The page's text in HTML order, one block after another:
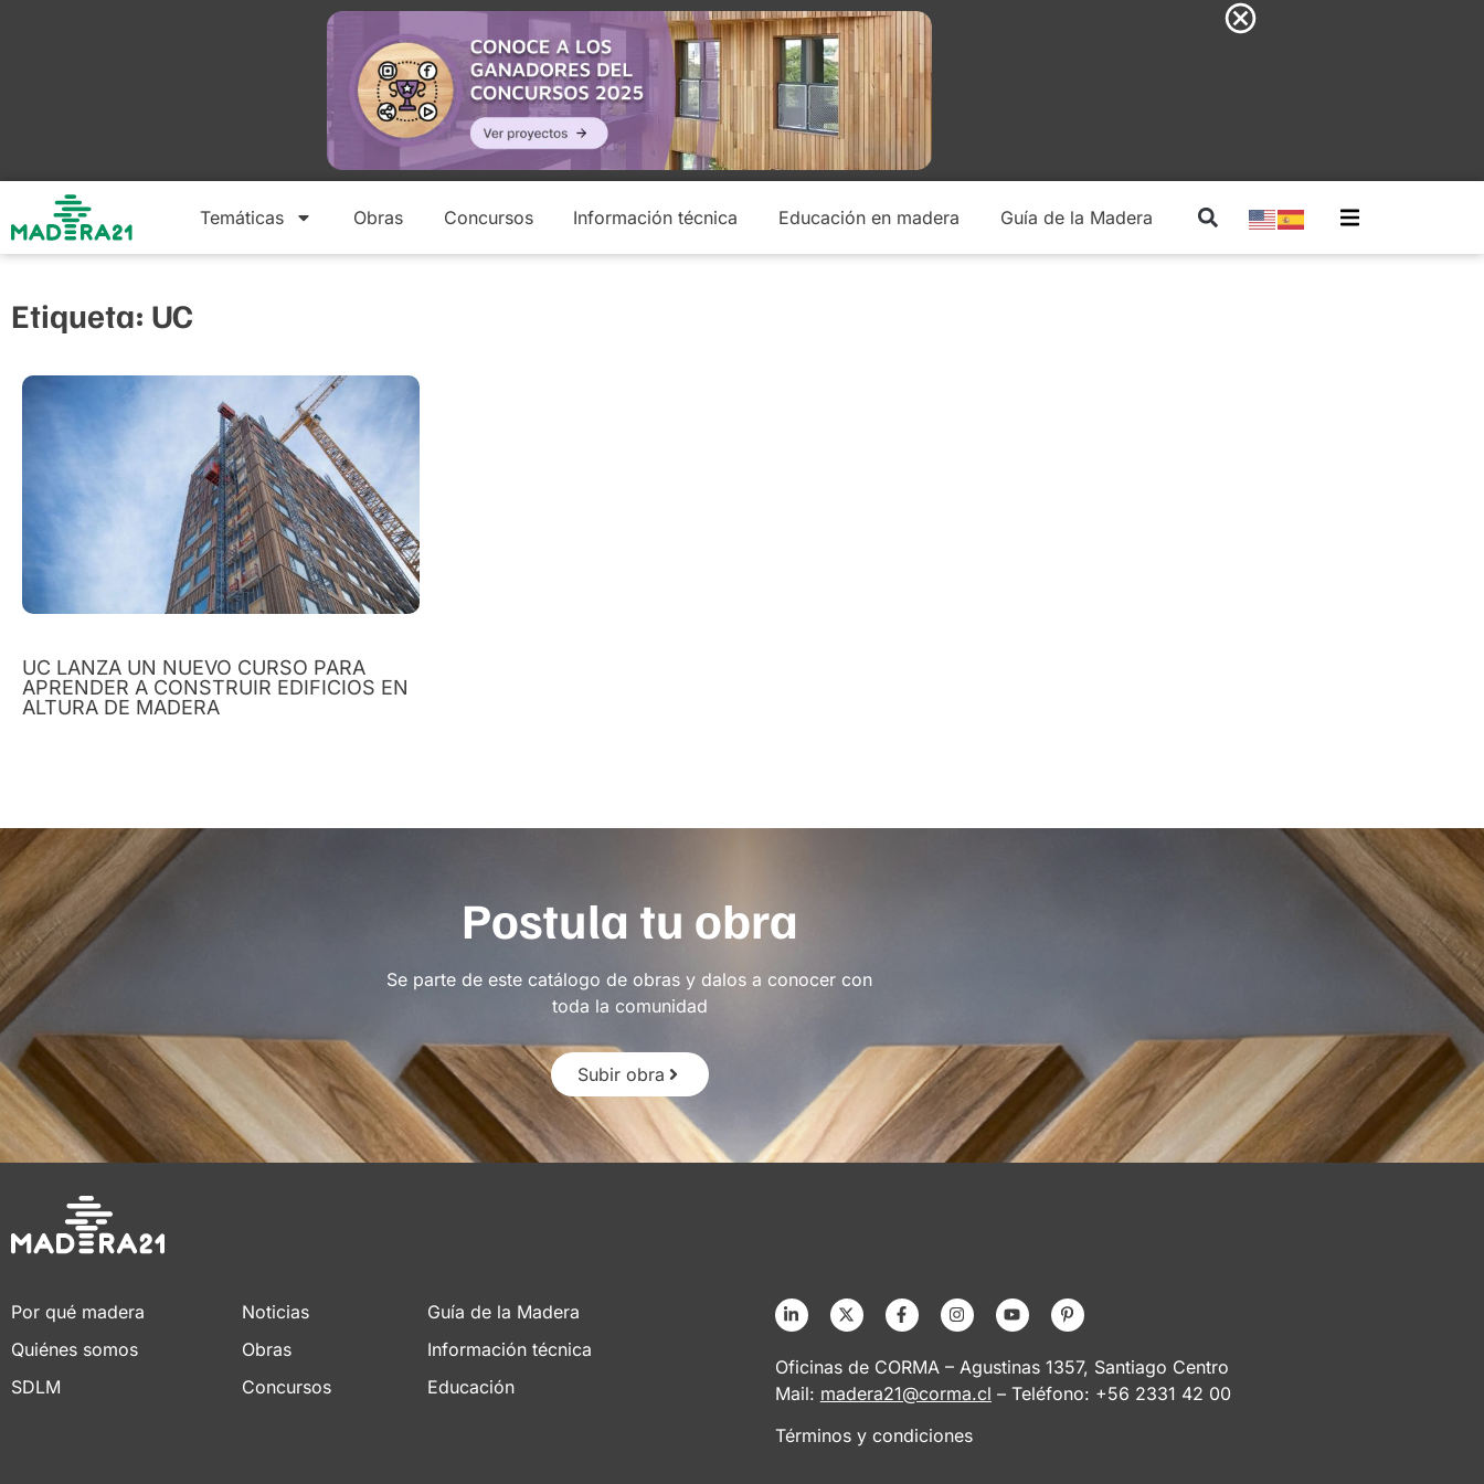
Temáticas Obras Concursos Información técnica Educación en madera Guía de la Madera
Etiqueta: UC
UC LANZA UN NUEVO CURSO PARA
APRENDER A CONSTRUIR EDIFICIOS EN
ALTURA DE MADERA
Postula tu obra
Se parte de este catálogo de obras y dalos a conocer con
toda la comunidad
Subir obra
Por qué madera
Quiénes somos
SDLM
Noticias
Obras
Concursos
Guía de la Madera
Información técnica
Educación
Oficinas de CORMA – Agustinas 1357, Santiago Centro
Mail: madera21@corma.cl – Teléfono: +56 2331 42 00
Términos y condiciones